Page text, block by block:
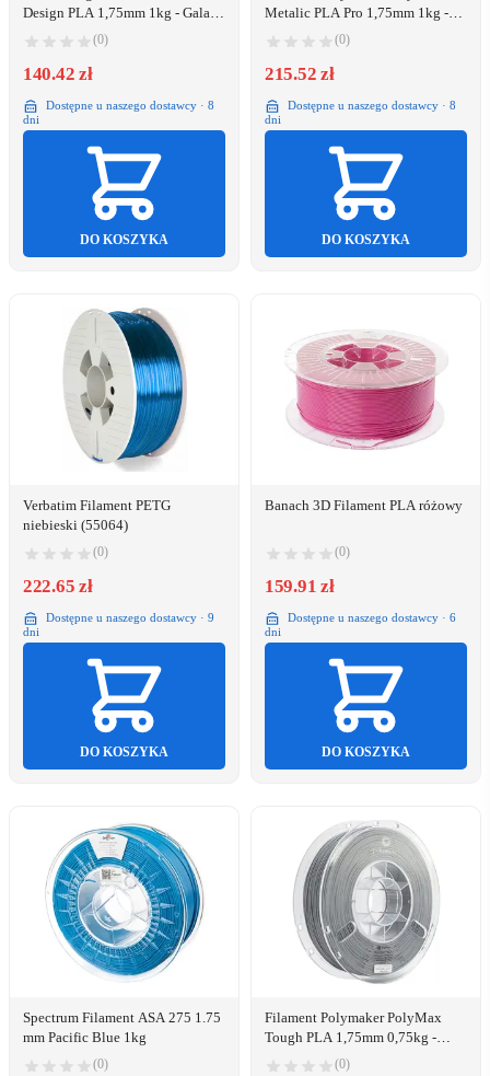
Design PLA 1,75mm 1kg - Galaxy
Super Blue}(0)
140.42 zł
Dostępne u naszego dostawcy · 8
dni
DO KOSZYKA
Metalic PLA Pro 1,75mm 1kg -
(0)
215.52 zł
Dostępne u naszego dostawcy · 8
dni
DO KOSZYKA
Verbatim Filament PETG
niebieski (55064)
(0)
222.65 zł
Dostępne u naszego dostawcy · 9
dni
DO KOSZYKA
Banach 3D Filament PLA różowy
(0)
159.91 zł
Dostępne u naszego dostawcy · 6
dni
DO KOSZYKA
Spectrum Filament ASA 275 1.75
mm Pacific Blue 1kg
(0)
Filament Polymaker PolyMax
Tough PLA 1,75mm 0,75kg -
(0)